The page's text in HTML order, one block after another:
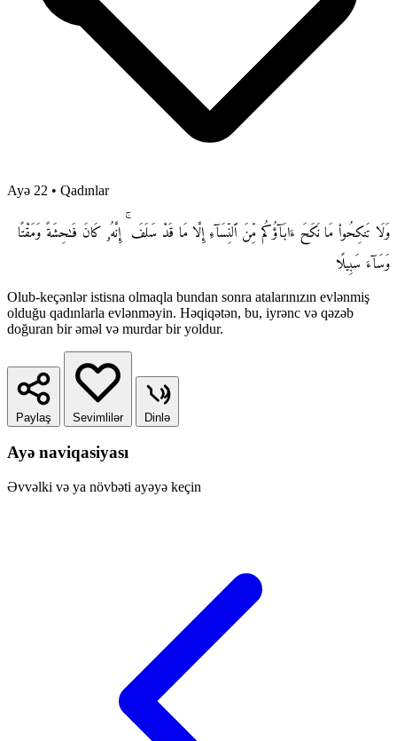
Ayə 22 • Qadınlar
وَلَا تَنكِحُوا۟ مَا نَكَحَ ءَابَآؤُكُم مِّنَ ٱلنِّسَآءِ إِلَّا مَا قَدْ سَلَفَ ۚ إِنَّهُۥ كَانَ فَـٰحِشَةً وَمَقْتًا
وَسَآءَ سَبِيلًا
Olub-keçənlər istisna olmaqla bundan sonra atalarınızın evlənmiş
olduğu qadınlarla evlənməyin. Həqiqətən, bu, iyrənc və qəzəb
doğuran bir əməl və murdar bir yoldur.
Paylaş Sevimlilər Dinlə
Ayə naviqasiyası
Əvvəlki və ya növbəti ayəyə keçin